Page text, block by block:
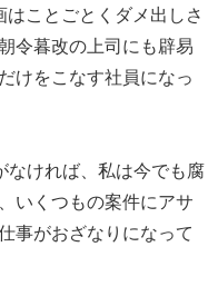
ことごとくダメ出しさ
令暮改の上司にも辟易
けをこなす社員になっ
なければ、私は今でも腐
いくつもの案件にアサ
事がおざなりになって